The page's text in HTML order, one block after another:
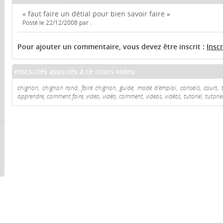
« faut faire un détial pour bien savoir faire »
Posté le 22/12/2008 par .
Pour ajouter un commentaire, vous devez être inscrit :
mots-clés associés à ce cours video
chignon, chignon rond, faire chignon, guide, mode d'emploi, conseils, cours,
apprendre, comment faire, video, vidéo, comment, videos, vidéos, tutoriel,